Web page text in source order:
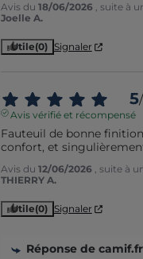
Avis du 18/06/2026 , suite à
Joelle A.
Utile(0) Signaler
5/
Avis vérifié et récompensé
Fauteuil de bonne
confort, et
Avis du 12/06/2026 , suite à
THIERRY A.
Utile(0) Signaler
Réponse de camif.fr